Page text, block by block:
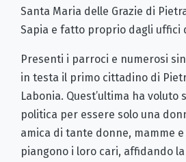
Santa Maria delle Grazie di
Sapia e fatto proprio dagli uffici
Presenti i parroci e numerosi
in testa il primo cittadino di
Labonia. Quest’ultima ha voluto
politica per essere solo una
amica di tante donne, mamme
piangono i loro cari, affidando